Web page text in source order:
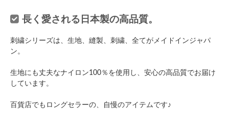
長く愛される日本製の高品質。
刺繍シリーズは、生地、縫製、刺繍、全てがメイドインジャパ
ン。
生地にも丈夫なナイロン100％を使用し、安心の高品質でお届け
しています。
百貨店でもロングセラーの、自慢のアイテムです♪